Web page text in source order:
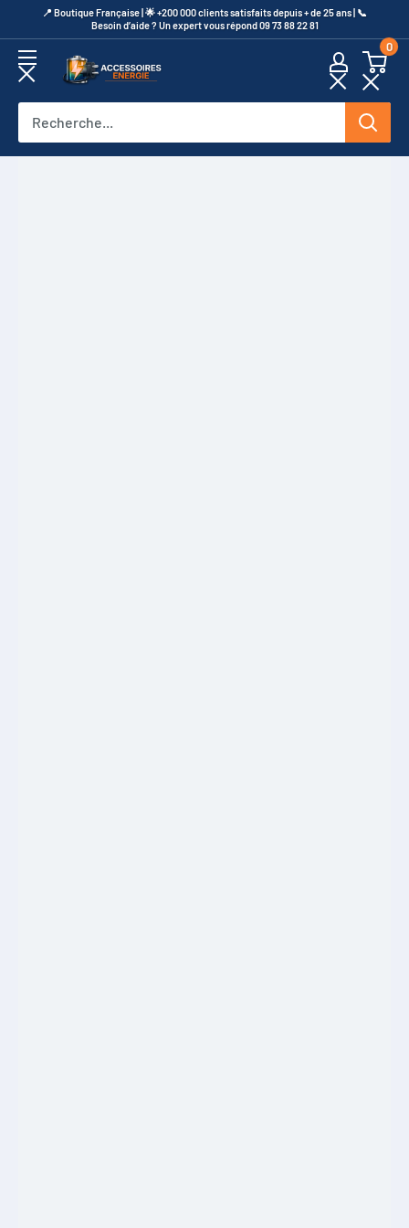
au
contenu
​📍​ Boutique Française | 🌟 +200 000 clients satisfaits depuis + de 25 ans | 📞​
Besoin d’aide ? Un expert vous répond 09 73 88 22 81
Accessoires
0